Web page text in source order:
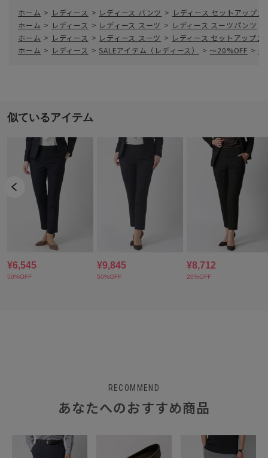
ホーム > レディース > レディース パンツ > レディース セットアップ
ホーム > レディース > レディース スーツ > レディース スーツパンツ
ホーム > レディース > レディース スーツ > レディース セットアップス
ホーム > レディース > SALEアイテム（レディース） > ～20%OFF > テ
RECOMMEND
あなたへのおすすめ商品